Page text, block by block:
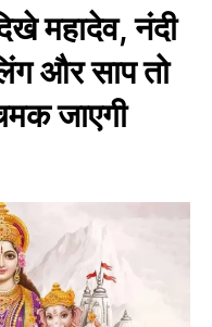
महादेव, नंदी
और साप तो
जाएगी